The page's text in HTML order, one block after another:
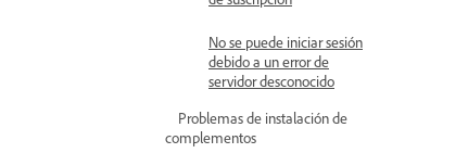
No se puede iniciar sesión
debido a un error de
servidor desconocido
Problemas de instalación de
complementos